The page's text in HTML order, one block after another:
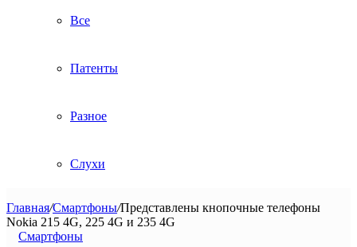
Все
Патенты
Разное
Слухи
Главная/Смартфоны/Представлены кнопочные телефоны
Nokia 215 4G, 225 4G и 235 4G
Смартфоны